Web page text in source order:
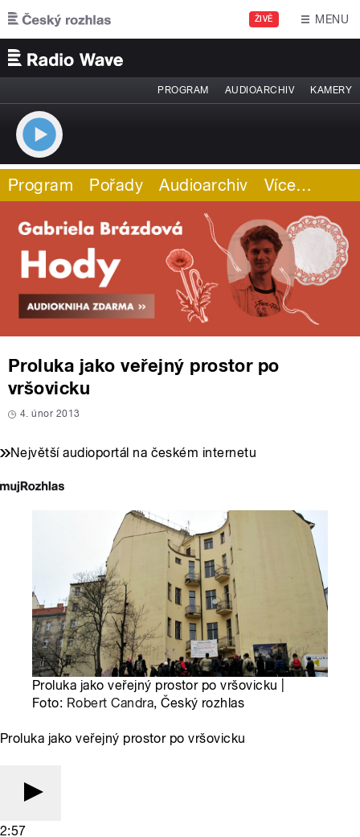
Přejít k hlavnímu obsahu
ŽIVĚ MENU
PROGRAM AUDIOARCHIV KAMERY
Program Pořady Audioarchiv Více…
Proluka jako veřejný prostor po
vršovicku
4. únor 2013
Největší audioportál na českém internetu
Proluka jako veřejný prostor po vršovicku |
Foto: Robert Candra, Český rozhlas
Proluka jako veřejný prostor po vršovicku
2:57